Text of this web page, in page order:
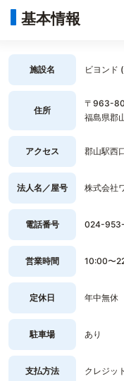
基本情報
施設名 ビヨンド
住所
〒963-
福島県郡
アクセス 郡山駅西
法人名／屋号 株式会社
電話番号 024-
営業時間 10:00〜
定休日 年中無休
駐車場 あり
支払方法 クレジッ